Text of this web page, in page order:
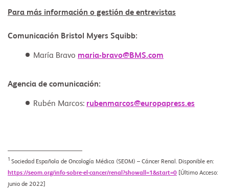
Para más información o gestión de entrevistas
Comunicación Bristol Myers Squibb:
María Bravo maria-bravo@BMS.com
Agencia de comunicación:
Rubén Marcos: rubenmarcos@europapress.es
1 Sociedad Española de Oncología Médica (SEOM) – Cáncer Renal. Disponible en:
https://seom.org/info-sobre-el-cancer/renal?showall=1&start=0 [Último Acceso:
junio de 2022]